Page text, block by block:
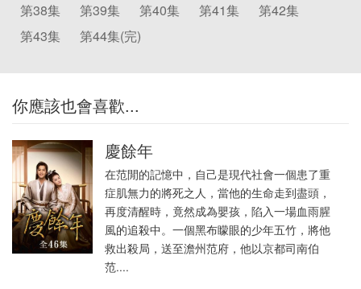
第38集
第39集 第40集 第41集
第42集
第43集
第44集(完)
你應該也會喜歡...
慶餘年
在范閒的記憶中，自己是現代社會一個患了重
症肌無力的將死之人，當他的生命走到盡頭，
再度清醒時，竟然成為嬰孩，陷入一場血雨腥
風的追殺中。一個黑布矇眼的少年五竹，將他
救出殺局，送至澹州范府，他以京都司南伯
范....